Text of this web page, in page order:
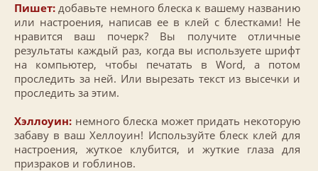
Пишет: добавьте немного блеска к вашему названию
или настроения, написав ее в клей с блестками! Не
нравится ваш почерк? Вы получите отличные
результаты каждый раз, когда вы используете шрифт
на компьютер, чтобы печатать в Word, а потом
проследить за ней. Или вырезать текст из высечки и
проследить за этим.
Хэллоуин: немного блеска может придать некоторую
забаву в ваш Хеллоуин! Используйте блеск клей для
настроения, жуткое клубится, и жуткие глаза для
призраков и гоблинов.